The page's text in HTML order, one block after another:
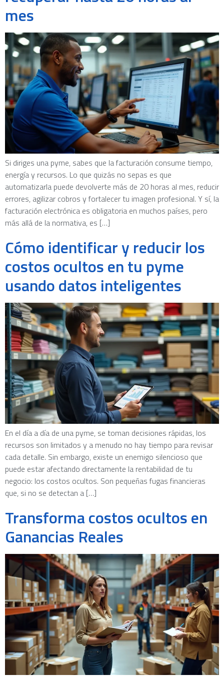
mes
Si diriges una pyme, sabes que la facturación consume tiempo,
energía y recursos. Lo que quizás no sepas es que
automatizarla puede devolverte más de 20 horas al mes, reducir
errores, agilizar cobros y fortalecer tu imagen profesional. Y sí, la
facturación electrónica es obligatoria en muchos países, pero
más allá de la normativa, es […]
Cómo identificar y reducir los
costos ocultos en tu pyme
usando datos inteligentes
En el día a día de una pyme, se toman decisiones rápidas, los
recursos son limitados y a menudo no hay tiempo para revisar
cada detalle. Sin embargo, existe un enemigo silencioso que
puede estar afectando directamente la rentabilidad de tu
negocio: los costos ocultos. Son pequeñas fugas financieras
que, si no se detectan a […]
Transforma costos ocultos en
Ganancias Reales